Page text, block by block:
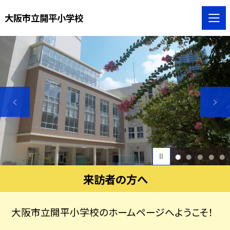
大阪市立開平小学校
1 2 3 4 5
来訪者の方へ
大阪市立開平小学校のホームページへようこそ！